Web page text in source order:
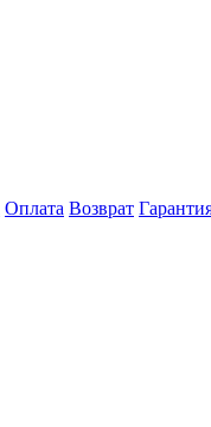
Оплата Возврат